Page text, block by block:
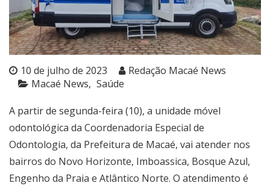
10 de julho de 2023
Redação Macaé News
Macaé News
Saúde
A partir de segunda-feira (10), a unidade móvel
odontológica da Coordenadoria Especial de
Odontologia, da Prefeitura de Macaé, vai atender nos
bairros do Novo Horizonte, Imboassica, Bosque Azul,
Engenho da Praia e Atlântico Norte. O atendimento é